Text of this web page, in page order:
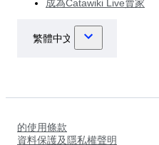
成為Catawiki Live賣家
的使用條款
資料保護及隱私權聲明